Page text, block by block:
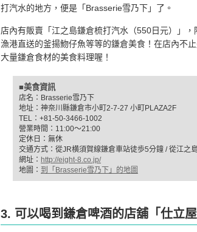
打汽水的地方，便是「Brasserie雪乃下」了。
店內有販賣「江之島鎌倉梳打汽水（550日元）」
漁港直送的釜揚魩仔魚等等的鎌倉美食！在店內不
大量鎌倉食材的美食料理喔！
■美食資訊
店名：Brasserie雪乃下
地址：神奈川縣鎌倉市小町2-7-27 小町PLAZA2F
TEL：+81-50-3466-1002
營業時間：11:00～21:00
定休日：無休
交通方式：從JR横須賀線鎌倉車站徒歩5分鐘 / 從江之
網址： http://eight-8.co.jp/
地圖： 到「Brasserie雪乃下」的地圖
3. 可以喝到鎌倉啤酒的店舖「仕立屋